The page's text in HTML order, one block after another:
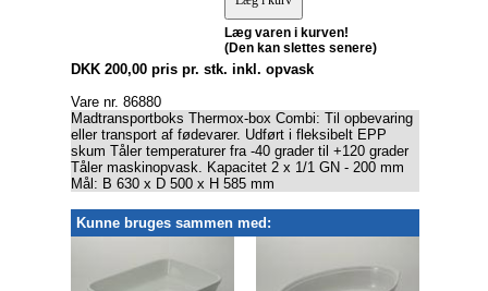
Læg varen i kurven!
(Den kan slettes senere)
DKK 200,00 pris pr. stk. inkl. opvask
Vare nr. 86880
Madtransportboks Thermox-box Combi: Til opbevaring
eller transport af fødevarer. Udført i fleksibelt EPP
skum Tåler temperaturer fra -40 grader til +120 grader
Tåler maskinopvask. Kapacitet 2 x 1/1 GN - 200 mm
Mål: B 630 x D 500 x H 585 mm
Kunne bruges sammen med: